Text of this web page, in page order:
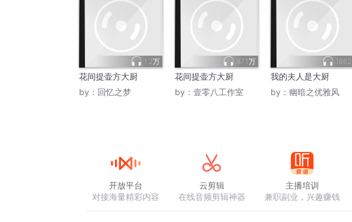
1.2万
花间提壶方大厨
by： 回忆之梦
87.1万
花间提壶方大厨
by： 壹零八工作室
1662
我的夫人是大厨
by： 幽暗之优雅风
开放平台
对接海量精彩内容
云剪辑
在线音频剪辑神器
主播培训
兼职副业，兴趣赚钱